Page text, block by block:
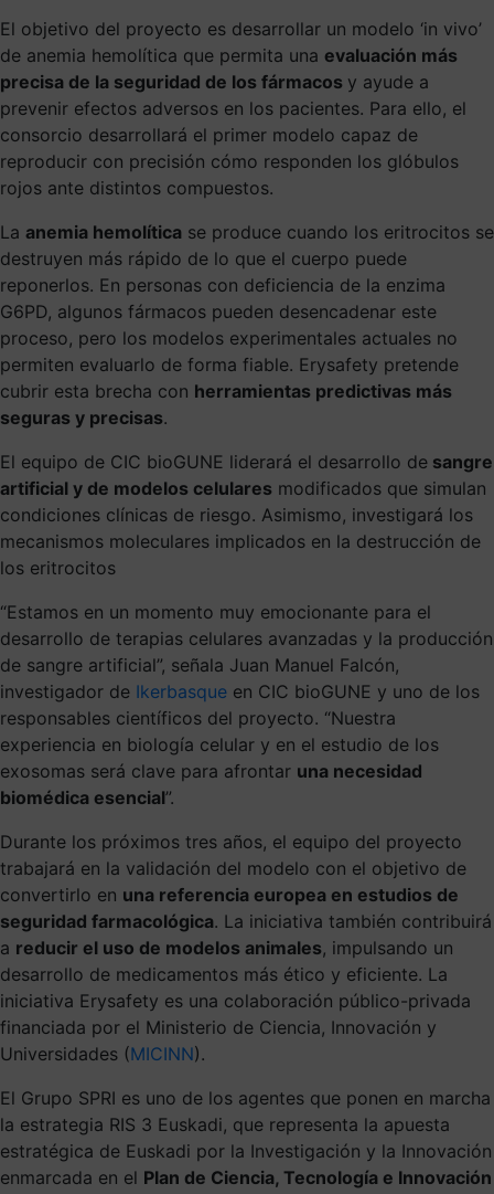
El objetivo del proyecto es desarrollar un modelo ‘in vivo’
de anemia hemolítica que permita una evaluación más
precisa de la seguridad de los fármacos y ayude a
prevenir efectos adversos en los pacientes. Para ello, el
consorcio desarrollará el primer modelo capaz de
reproducir con precisión cómo responden los glóbulos
rojos ante distintos compuestos.
La anemia hemolítica se produce cuando los eritrocitos se
destruyen más rápido de lo que el cuerpo puede
reponerlos. En personas con deficiencia de la enzima
G6PD, algunos fármacos pueden desencadenar este
proceso, pero los modelos experimentales actuales no
permiten evaluarlo de forma fiable. Erysafety pretende
cubrir esta brecha con herramientas predictivas más
seguras y precisas.
El equipo de CIC bioGUNE liderará el desarrollo de sangre
artificial y de modelos celulares modificados que simulan
condiciones clínicas de riesgo. Asimismo, investigará los
mecanismos moleculares implicados en la destrucción de
los eritrocitos
“Estamos en un momento muy emocionante para el
desarrollo de terapias celulares avanzadas y la producción
de sangre artificial”, señala Juan Manuel Falcón,
investigador de Ikerbasque en CIC bioGUNE y uno de los
responsables científicos del proyecto. “Nuestra
experiencia en biología celular y en el estudio de los
exosomas será clave para afrontar una necesidad
biomédica esencial”.
Durante los próximos tres años, el equipo del proyecto
trabajará en la validación del modelo con el objetivo de
convertirlo en una referencia europea en estudios de
seguridad farmacológica. La iniciativa también contribuirá
a reducir el uso de modelos animales, impulsando un
desarrollo de medicamentos más ético y eficiente. La
iniciativa Erysafety es una colaboración público-privada
financiada por el Ministerio de Ciencia, Innovación y
Universidades (MICINN).
El Grupo SPRI es uno de los agentes que ponen en marcha
la estrategia RIS 3 Euskadi, que representa la apuesta
estratégica de Euskadi por la Investigación y la Innovación
enmarcada en el Plan de Ciencia, Tecnología e Innovación